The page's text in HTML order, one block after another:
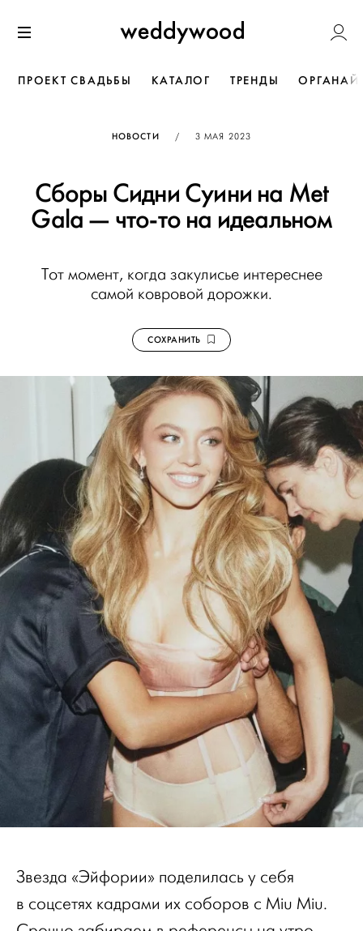
к содержанию
Weddywood
ПРОЕКТ СВАДЬБЫ КАТАЛОГ ТРЕНДЫ
НОВОСТИ / ОПУБЛИКОВАНО
3 МАЯ 2023
Cборы Сидни Суини на Met
Gala — что-то на идеальном
Тот момент, когда закулисье интереснее
самой ковровой дорожки.
СОХРАНИТЬ
Звезда «Эйфории» поделилась у себя
в соцсетях кадрами их соборов с Miu Miu.